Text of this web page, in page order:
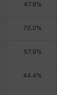
47.8%
70.0%
57.9%
44.4%